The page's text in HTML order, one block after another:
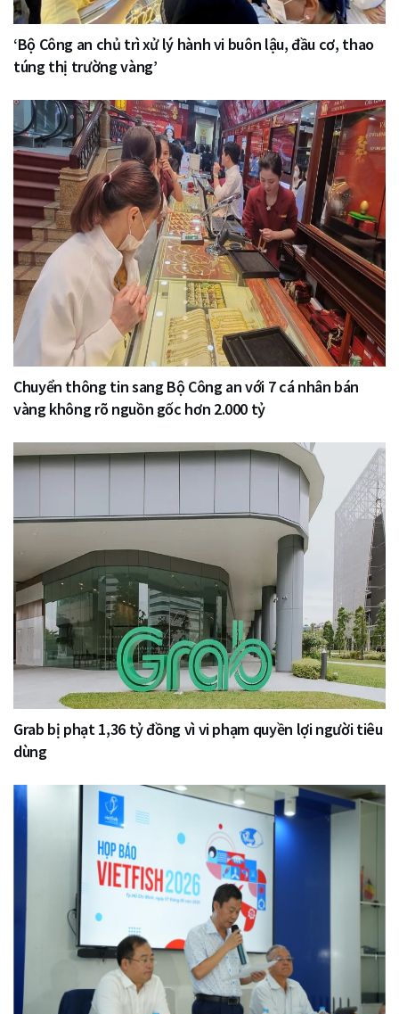
‘Bộ Công an chủ trì xử lý hành vi buôn lậu, đầu cơ, thao
túng thị trường vàng’
Chuyển thông tin sang Bộ Công an với 7 cá nhân bán
vàng không rõ nguồn gốc hơn 2.000 tỷ
Grab bị phạt 1,36 tỷ đồng vì vi phạm quyền lợi người tiêu
dùng